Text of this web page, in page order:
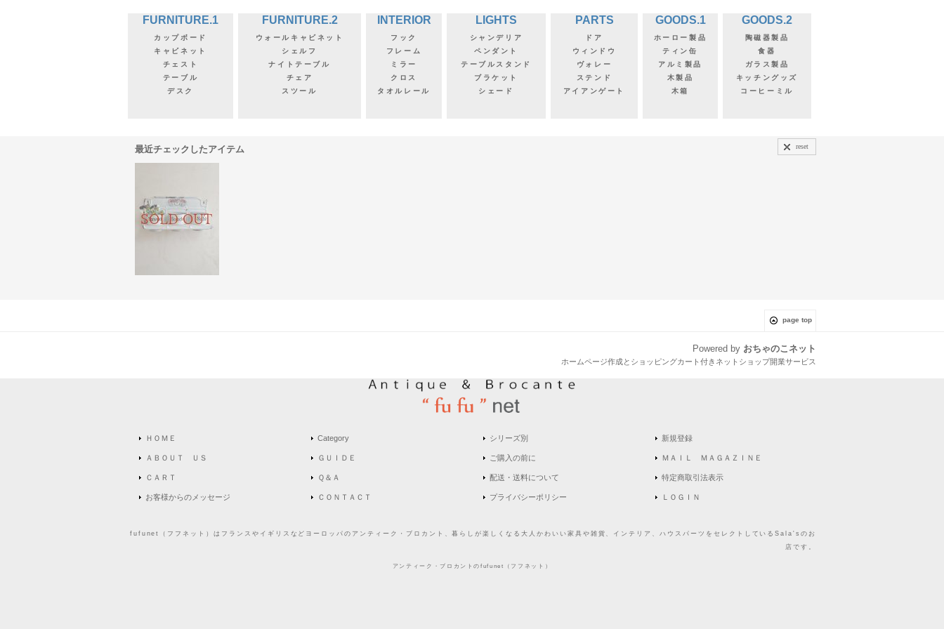
FURNITURE.1
カップボード
キャビネット
チェスト
テーブル
デスク
FURNITURE.2
ウォールキャビネット
シェルフ
ナイトテーブル
チェア
スツール
INTERIOR
フック
フレーム
ミラー
クロス
タオルレール
LIGHTS
シャンデリア
ペンダント
テーブルスタンド
ブラケット
シェード
PARTS
ドア
ウィンドウ
ヴォレー
ステンド
アイアンゲート
GOODS.1
ホーロー製品
ティン缶
アルミ製品
木製品
木箱
GOODS.2
陶磁器製品
食器
ガラス製品
キッチングッズ
コーヒーミル
最近チェックしたアイテム reset
page top
Powered by おちゃのこネット
ホームページ作成とショッピングカート付きネットショップ開業サービス
ＨＯＭＥ
ＡＢＯＵＴ ＵＳ
ＣＡＲＴ
お客様からのメッセージ
Category
ＧＵＩＤＥ
Ｑ＆Ａ
ＣＯＮＴＡＣＴ
シリーズ別
ご購入の前に
配送・送料について
プライバシーポリシー
新規登録
ＭＡＩＬ ＭＡＧＡＺＩＮＥ
特定商取引法表示
ＬＯＧＩＮ
fufunet（フフネット）はフランスやイギリスなどヨーロッパのアンティーク・ブロカント、暮らしが楽しくなる大人かわいい家具や雑貨、インテリア、ハウスパーツをセレクトしているSala'sのお
店です。
アンティーク・ブロカントのfufunet（フフネット）